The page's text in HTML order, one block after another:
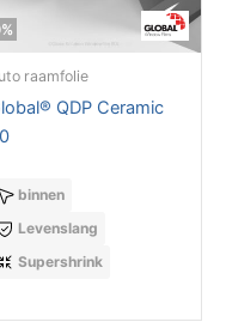
raamfolie
QDP Ceramic
binnen
Levenslang
Supershrink